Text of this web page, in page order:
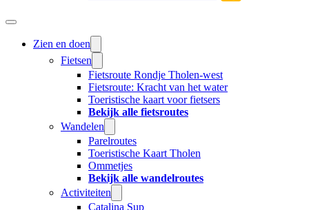
Zien en doen
Fietsen
Fietsroute Rondje Tholen-west
Fietsroute: Kracht van het water
Toeristische kaart voor fietsers
Bekijk alle fietsroutes
Wandelen
Parelroutes
Toeristische Kaart Tholen
Ommetjes
Bekijk alle wandelroutes
Activiteiten
Catalina Sup